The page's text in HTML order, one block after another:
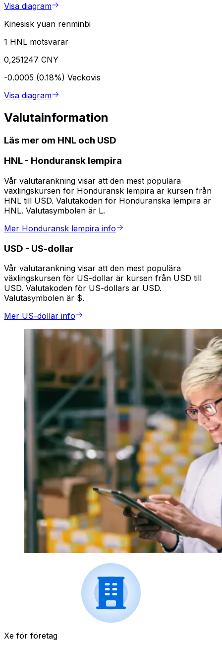
Visa diagram
Kinesisk yuan renminbi
1 HNL motsvarar
0,251247 CNY
-0.0005 (0.18%) Veckovis
Visa diagram
Valutainformation
Läs mer om HNL och USD
HNL - Honduransk lempira
Vår valutarankning visar att den mest populära
växlingskursen för Honduransk lempira är kursen från
HNL till USD. Valutakoden för Honduranska lempira är
HNL. Valutasymbolen är L.
Mer Honduransk lempira info
USD - US-dollar
Vår valutarankning visar att den mest populära
växlingskursen för US-dollar är kursen från USD till
USD. Valutakoden för US-dollars är USD.
Valutasymbolen är $.
Mer US-dollar info
Xe för företag